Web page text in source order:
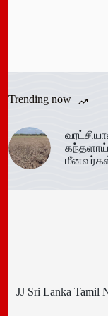
Trending now
கந்தளாய்
மீனவர்கள்
JJ Sri Lanka Tamil